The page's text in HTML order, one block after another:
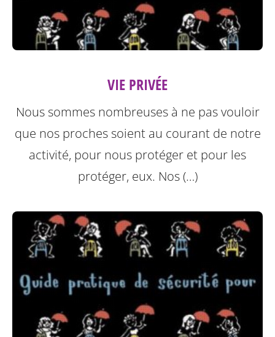
VIE PRIVÉE
Nous sommes nombreuses à ne pas vouloir
que nos proches soient au courant de notre
activité, pour nous protéger et pour les
protéger, eux. Nos (…)